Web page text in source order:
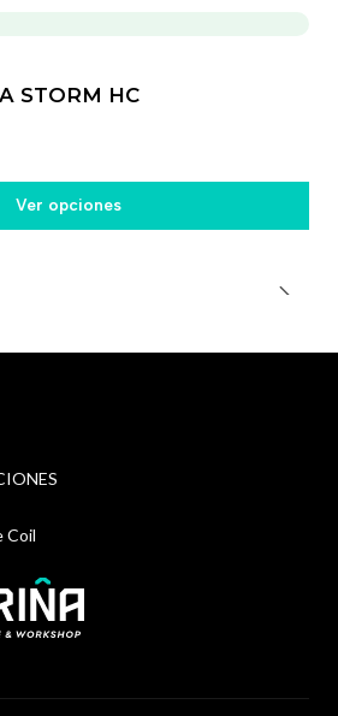
STORM HC
Ver opciones
Coil